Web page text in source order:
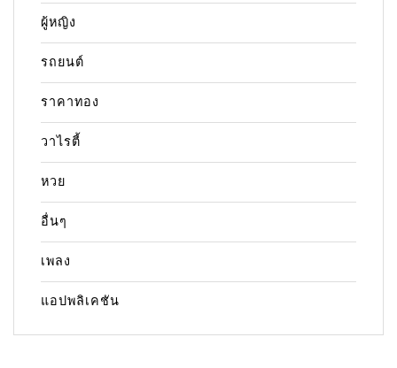
ผู้หญิง
รถยนต์
ราคาทอง
วาไรตี้
หวย
อื่นๆ
เพลง
แอปพลิเคชัน